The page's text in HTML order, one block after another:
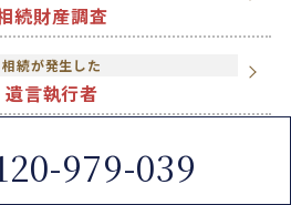
続財産調査
相続が発生した
遺言執行者
遺産分割協議979-039